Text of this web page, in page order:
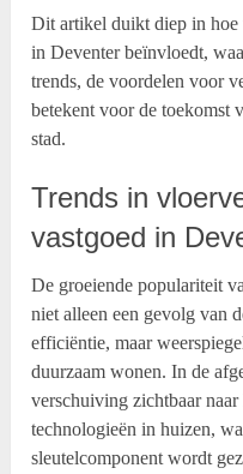
Dit artikel duikt diep in
in Deventer beïnvloedt,
trends, de voordelen voor
betekent voor de toekomst
stad.
Trends in
vastgoed in
De groeiende populariteit
niet alleen een gevolg van
efficiëntie, maar
duurzaam wonen. In de
verschuiving zichtbaar
technologieën in huizen,
sleutelcomponent wordt